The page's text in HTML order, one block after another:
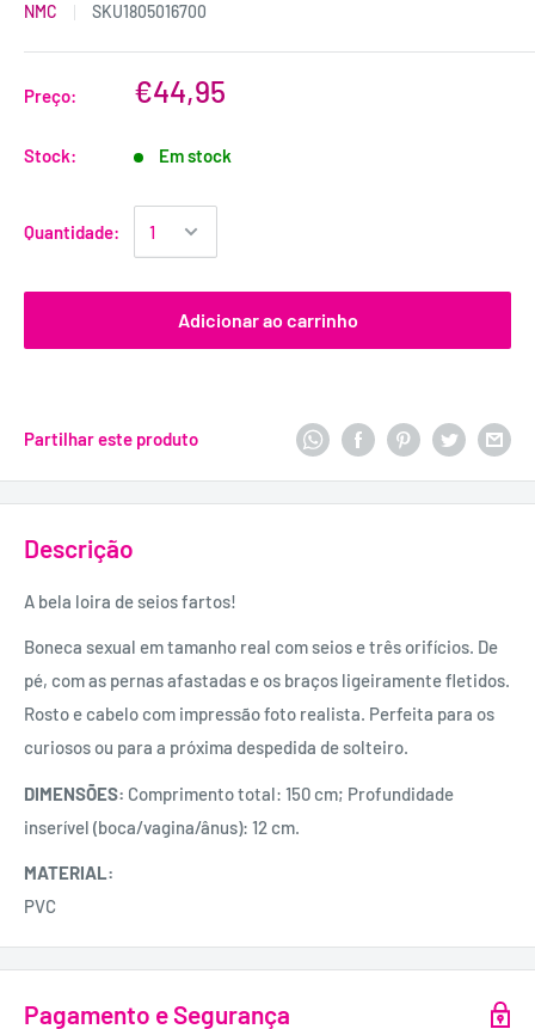
NMC SKU1805016700
Preço: €44,95
Stock: Em stock
Quantidade:
Adicionar ao carrinho
Partilhar este produto
Descrição
A bela loira de seios fartos!
Boneca sexual em tamanho real com seios e três orifícios. De
pé, com as pernas afastadas e os braços ligeiramente fletidos.
Rosto e cabelo com impressão foto realista. Perfeita para os
curiosos ou para a próxima despedida de solteiro.
DIMENSÕES: Comprimento total: 150 cm; Profundidade
inserível (boca/vagina/ânus): 12 cm.
MATERIAL:
PVC
Pagamento e Segurança